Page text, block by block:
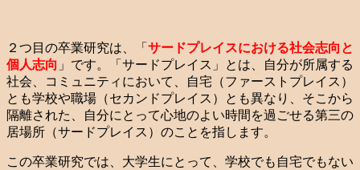
２つ目の卒業研究は、「 サードプレイスにおける社会志向と
個人志向 」です。「サードプレイス」とは、自分が所属する
社会、コミュニティにおいて、自宅（ファーストプレイス）
とも学校や職場（セカンドプレイス）とも異なり、そこから
隔離された、自分にとって心地のよい時間を過ごせる第三の
居場所（サードプレイス）のことを指します。
この卒業研究では、大学生にとって、学校でも自宅でもない